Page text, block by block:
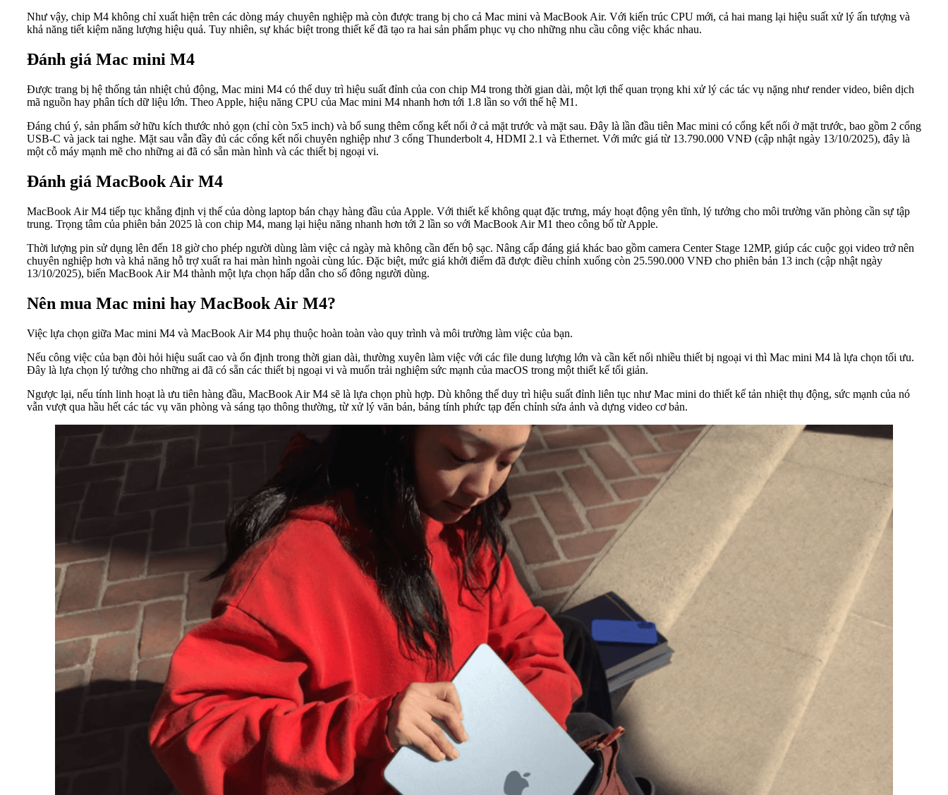
Như vậy, chip M4 không chỉ xuất hiện trên các dòng máy chuyên nghiệp mà còn được trang bị cho cả Mac mini và MacBook Air. Với kiến trúc CPU mới, cả hai mang lại hiệu suất xử lý ấn tượng và
khả năng tiết kiệm năng lượng hiệu quả. Tuy nhiên, sự khác biệt trong thiết kế đã tạo ra hai sản phẩm phục vụ cho những nhu cầu công việc khác nhau.
Đánh giá Mac mini M4
Được trang bị hệ thống tản nhiệt chủ động, Mac mini M4 có thể duy trì hiệu suất đỉnh của con chip M4 trong thời gian dài, một lợi thế quan trọng khi xử lý các tác vụ nặng như render video, biên dịch
mã nguồn hay phân tích dữ liệu lớn. Theo Apple, hiệu năng CPU của Mac mini M4 nhanh hơn tới 1.8 lần so với thế hệ M1.
Đáng chú ý, sản phẩm sở hữu kích thước nhỏ gọn (chỉ còn 5x5 inch) và bổ sung thêm cổng kết nối ở cả mặt trước và mặt sau. Đây là lần đầu tiên Mac mini có cổng kết nối ở mặt trước, bao gồm 2 cổng
USB-C và jack tai nghe. Mặt sau vẫn đầy đủ các cổng kết nối chuyên nghiệp như 3 cổng Thunderbolt 4, HDMI 2.1 và Ethernet. Với mức giá từ 13.790.000 VNĐ (cập nhật ngày 13/10/2025), đây là
một cỗ máy mạnh mẽ cho những ai đã có sẵn màn hình và các thiết bị ngoại vi.
Đánh giá MacBook Air M4
MacBook Air M4 tiếp tục khẳng định vị thế của dòng laptop bán chạy hàng đầu của Apple. Với thiết kế không quạt đặc trưng, máy hoạt động yên tĩnh, lý tưởng cho môi trường văn phòng cần sự tập
trung. Trọng tâm của phiên bản 2025 là con chip M4, mang lại hiệu năng nhanh hơn tới 2 lần so với MacBook Air M1 theo công bố từ Apple.
Thời lượng pin sử dụng lên đến 18 giờ cho phép người dùng làm việc cả ngày mà không cần đến bộ sạc. Nâng cấp đáng giá khác bao gồm camera Center Stage 12MP, giúp các cuộc gọi video trở nên
chuyên nghiệp hơn và khả năng hỗ trợ xuất ra hai màn hình ngoài cùng lúc. Đặc biệt, mức giá khởi điểm đã được điều chỉnh xuống còn 25.590.000 VNĐ cho phiên bản 13 inch (cập nhật ngày
13/10/2025), biến MacBook Air M4 thành một lựa chọn hấp dẫn cho số đông người dùng.
Nên mua Mac mini hay MacBook Air M4?
Việc lựa chọn giữa Mac mini M4 và MacBook Air M4 phụ thuộc hoàn toàn vào quy trình và môi trường làm việc của bạn.
Nếu công việc của bạn đòi hỏi hiệu suất cao và ổn định trong thời gian dài, thường xuyên làm việc với các file dung lượng lớn và cần kết nối nhiều thiết bị ngoại vi thì Mac mini M4 là lựa chọn tối ưu.
Đây là lựa chọn lý tưởng cho những ai đã có sẵn các thiết bị ngoại vi và muốn trải nghiệm sức mạnh của macOS trong một thiết kế tối giản.
Ngược lại, nếu tính linh hoạt là ưu tiên hàng đầu, MacBook Air M4 sẽ là lựa chọn phù hợp. Dù không thể duy trì hiệu suất đỉnh liên tục như Mac mini do thiết kế tản nhiệt thụ động, sức mạnh của nó
vẫn vượt qua hầu hết các tác vụ văn phòng và sáng tạo thông thường, từ xử lý văn bản, bảng tính phức tạp đến chỉnh sửa ảnh và dựng video cơ bản.